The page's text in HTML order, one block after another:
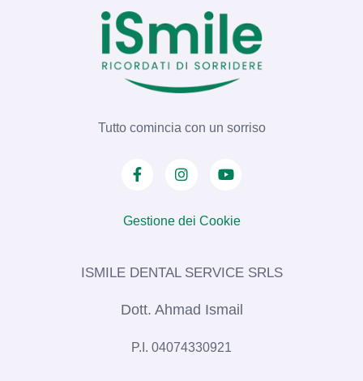
Tutto comincia con un sorriso
Gestione dei Cookie
ISMILE DENTAL SERVICE SRLS​
Dott. Ahmad Ismail
P.I. 04074330921